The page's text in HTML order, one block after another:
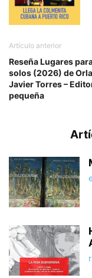
Artículo anterior
Reseña Lugares
solos (2026) de
Javier Torres –
pequeña